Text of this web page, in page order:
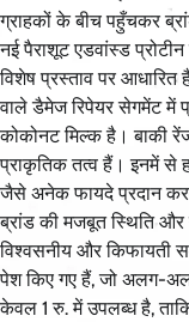
ग्राहकों के बीच पहुँचकर
नई पैराशूट एडवांस्ड
विशेष प्रस्ताव पर
वाले डैमेज रिपेयर सेगमेंट में
कोकोनट मिल्क है। बाकी
प्राकृतिक तत्व हैं। इनमें से
जैसे अनेक फायदे प्रदान
ब्रांड की मजबूत स्थिति और
विश्वसनीय और किफायती
पेश किए गए हैं, जो अलग-
केवल 1 रु. में उपलब्ध है,